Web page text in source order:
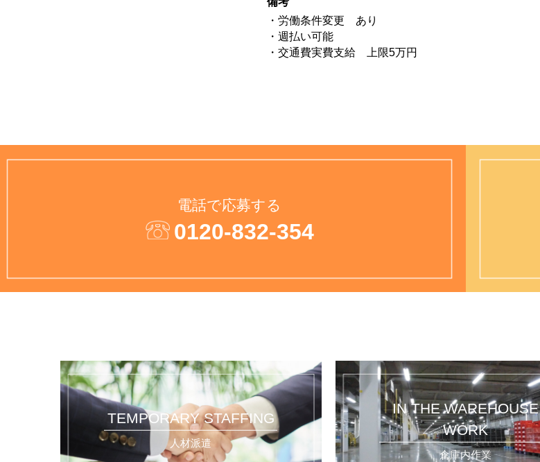
・労働条件変更 あり
・週払い可能
・交通費実費支給 上限5万円
電話で応募する
0120-832-354
TEMPORARY STAFFING
人材派遣
IN THE WAREHOUSE
WORK
倉庫内作業